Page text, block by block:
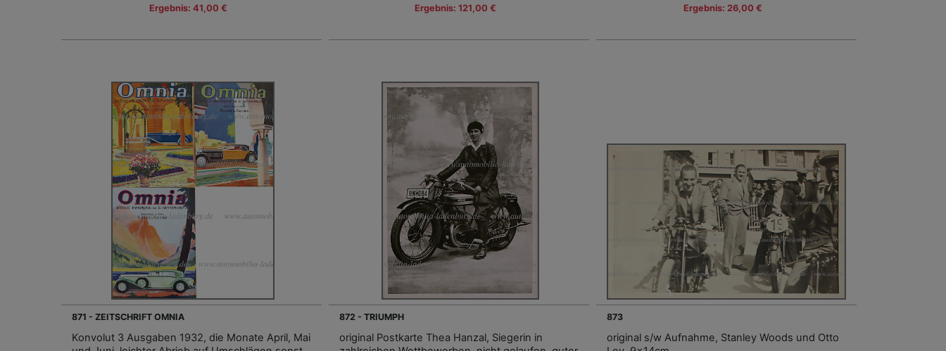
Ergebnis: 41,00 € Ergebnis: 121,00 € Ergebnis: 26,00 €
871 - ZEITSCHRIFT OMNIA
Konvolut 3 Ausgaben 1932, die Monate April, Mai
872 - TRIUMPH
original Postkarte Thea Hanzal, Siegerin in
873
original s/w Aufnahme, Stanley Woods und Otto